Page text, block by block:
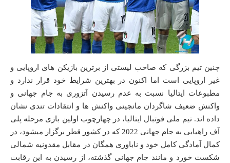
چنین تیم بزرگی که صاحب لیستی از برترین بازیکن های اروپایی و
غیر اروپایی است اما اکنون در بهترین شرایط خود قرار ندارد و
مطبوعات ایتالیا نسبت به عدم رسیدن آتزوری به جام جهانی و
واکنش ضعیف شاگردان مانچینی واکنش ها و انتقادات تندی نشان
داده اند. تیم ملی فوتبال ایتالیا، در چهارچوب اولین بازی مرحله پلی
آف راهیابی به جام جهانی 2022 که در کشور قطر برگزار میشود، در
کمال آمادگی کامل خود و ناباوری همگان در مقابل مقدونیه شمالی
شکست خورد و مانند جام جهانی گذشته، از رسیدن به این رقابت